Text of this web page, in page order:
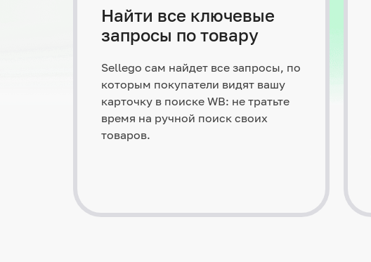
Найти все ключевые
запросы по товару
Sellego сам найдет все запросы, по
которым покупатели видят вашу
карточку в поиске WB: не тратьте
время на ручной поиск своих
товаров.